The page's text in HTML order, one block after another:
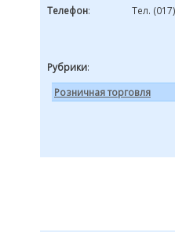
Телефон: Тел.
Рубрики:
Розничная торговля